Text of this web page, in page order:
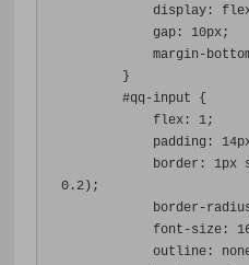
display :
gap : 10px;
margin-
}
#qq-input {
flex : 1;
padding :
border : 1px
0.2 );
border-
font-size :
outline :